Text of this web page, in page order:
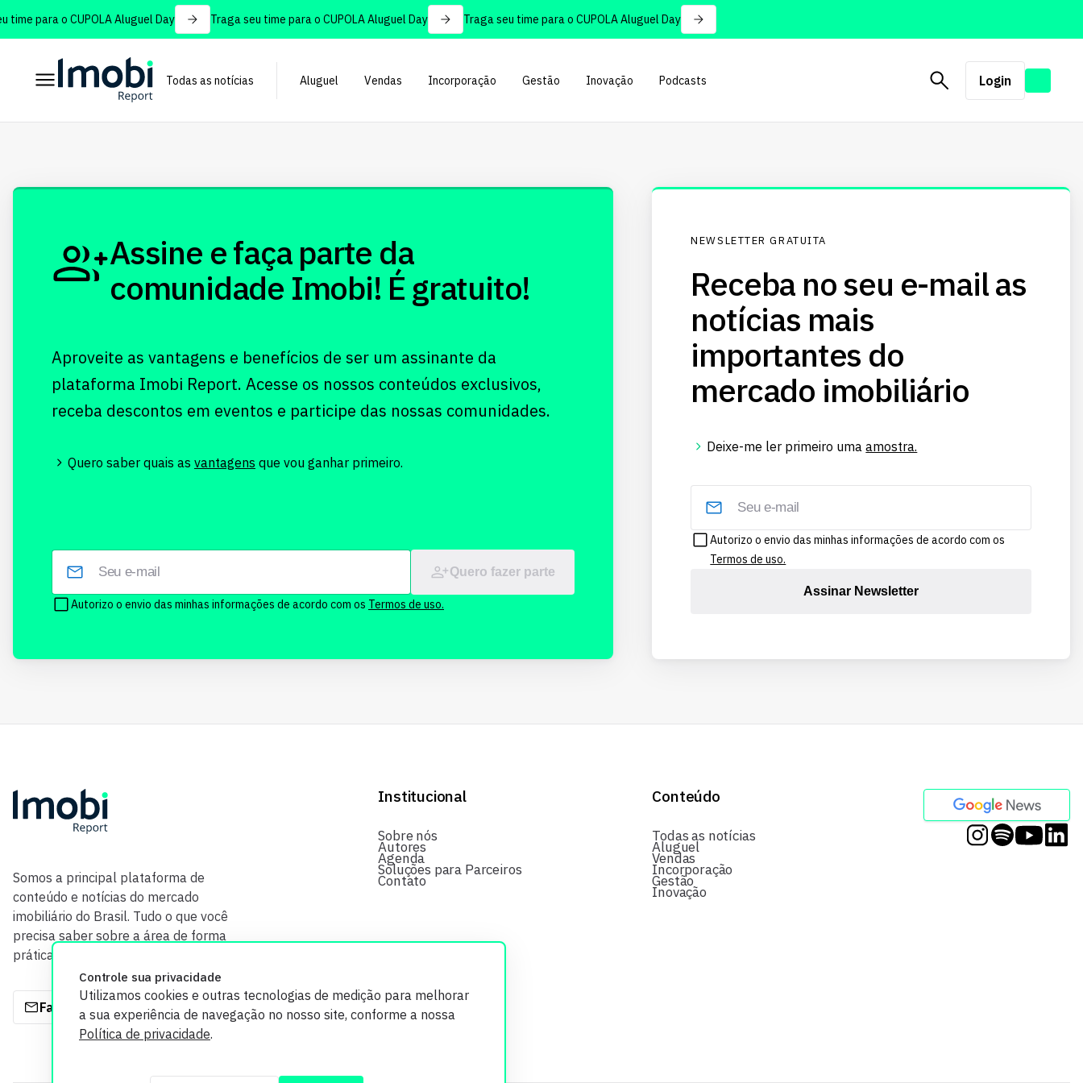
para o CUPOLA Aluguel Day Traga seu time para o CUPOLA Aluguel Day Traga seu time para o CUPOLA Aluguel Day
Todas as notícias Aluguel Vendas Incorporação Gestão Inovação Podcasts Login
Controle sua privacidade
Utilizamos cookies e outras tecnologias de medição para melhorar
a sua experiência de navegação no nosso site, conforme a nossa
Política de privacidade.
Assine e faça parte da
comunidade Imobi! É gratuito!
Aproveite as vantagens e benefícios de ser um assinante da
plataforma Imobi Report. Acesse os nossos conteúdos exclusivos,
receba descontos em eventos e participe das nossas comunidades.
Quero saber quais as vantagens que vou ganhar primeiro.
Quero fazer parte
Autorizo o envio das minhas informações de acordo com os Termos de uso.
NEWSLETTER GRATUITA
Receba no seu e-mail as
notícias mais
importantes do
mercado imobiliário
Deixe-me ler primeiro umaamostra.
Autorizo o envio das minhas informações de acordo com os
Termos de uso.
Assinar Newsletter
Somos a principal plataforma de
conteúdo e notícias do mercado
imobiliário do Brasil. Tudo o que você
precisa saber sobre a área de forma
prática e com credibilidade.
Fale com a gente
Institucional
Sobre nós
Autores
Agenda
Soluções para Parceiros
Contato
Conteúdo
Todas as notícias
Aluguel
Vendas
Incorporação
Gestão
Inovação